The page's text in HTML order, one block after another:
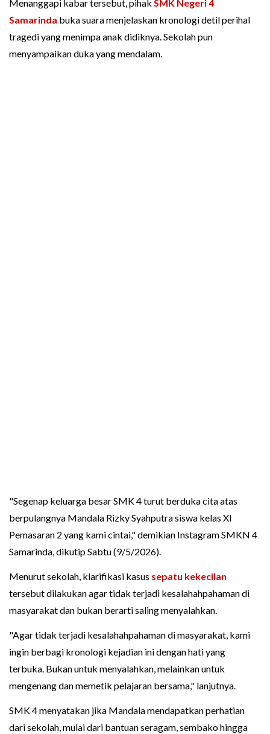
Menanggapi kabar tersebut, pihak SMK Negeri 4
Samarinda buka suara menjelaskan kronologi detil perihal
tragedi yang menimpa anak didiknya. Sekolah pun
menyampaikan duka yang mendalam.
"Segenap keluarga besar SMK 4 turut berduka cita atas
berpulangnya Mandala Rizky Syahputra siswa kelas XI
Pemasaran 2 yang kami cintai," demikian Instagram SMKN 4
Samarinda, dikutip Sabtu (9/5/2026).
Menurut sekolah, klarifikasi kasus sepatu kekecilan
tersebut dilakukan agar tidak terjadi kesalahahpahaman di
masyarakat dan bukan berarti saling menyalahkan.
"Agar tidak terjadi kesalahahpahaman di masyarakat, kami
ingin berbagi kronologi kejadian ini dengan hati yang
terbuka. Bukan untuk menyalahkan, melainkan untuk
mengenang dan memetik pelajaran bersama," lanjutnya.
SMK 4 menyatakan jika Mandala mendapatkan perhatian
dari sekolah, mulai dari bantuan seragam, sembako hingga